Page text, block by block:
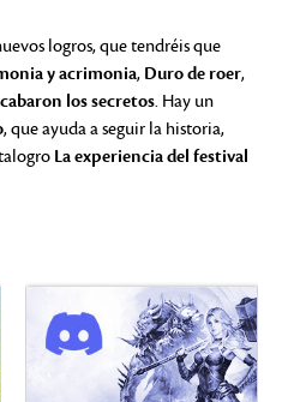
logros, que tendréis que
y acrimonia, Duro de roer,
los secretos. Hay un
, que ayuda a seguir la historia,
La experiencia del festival